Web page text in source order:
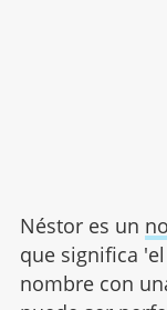
Néstor es un
que significa
nombre con